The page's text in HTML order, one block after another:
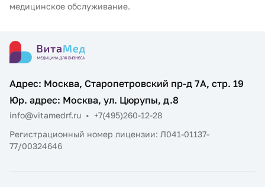
медицинское обслуживание.
Адрес: Москва, Старопетровский пр-д 7А, стр. 19
Юр. адрес: Москва, ул. Цюрупы, д.8
info@vitamedrf.ru • +7(495)260-12-28
Регистрационный номер лицензии: Л041-01137-
77/00324646